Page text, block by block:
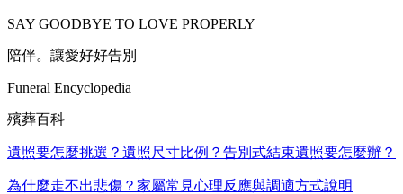
SAY GOODBYE TO LOVE PROPERLY
陪伴。讓愛好好告別
Funeral Encyclopedia
殯葬百科
遺照要怎麼挑選？遺照尺寸比例？告別式結束遺照要怎麼辦？
為什麼走不出悲傷？家屬常見心理反應與調適方式說明